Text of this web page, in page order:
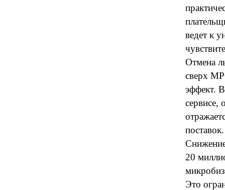
ведет к
Отмена
сверх
эффект.
сервисе,
поставок.
20
Это